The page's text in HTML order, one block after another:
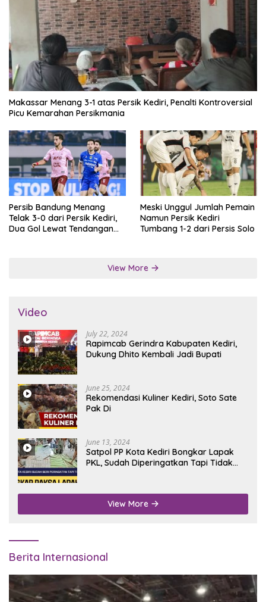
Makassar Menang 3-1 atas Persik Kediri, Penalti Kontroversial
Picu Kemarahan Persikmania
Persib Bandung Menang
Telak 3-0 dari Persik Kediri,
Dua Gol Lewat Tendangan
Meski Unggul Jumlah Pemain
Namun Persik Kediri
Tumbang 1-2 dari Persis Solo
View More
Video
July 22, 2024
Rapimcab Gerindra Kabupaten Kediri,
Dukung Dhito Kembali Jadi Bupati
June 25, 2024
Rekomendasi Kuliner Kediri, Soto Sate
Pak Di
June 13, 2024
Satpol PP Kota Kediri Bongkar Lapak
PKL, Sudah Diperingatkan Tapi Tidak
View More
Berita Internasional